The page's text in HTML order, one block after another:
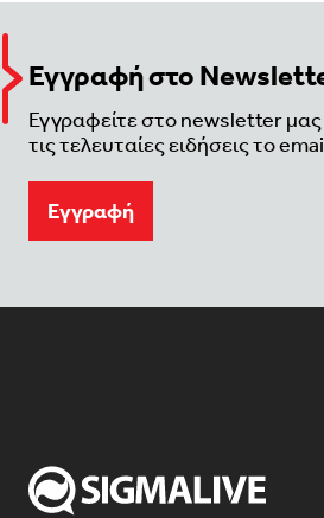
Εγγραφή στο
Εγγραφείτε στο newsletter
τις τελευταίες ειδήσεις το
Eγγραφή